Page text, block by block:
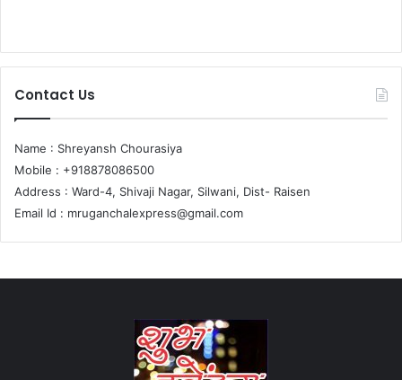
Contact Us
Name : Shreyansh Chourasiya
Mobile : +918878086500
Address : Ward-4, Shivaji Nagar, Silwani, Dist- Raisen
Email Id : mruganchalexpress@gmail.com